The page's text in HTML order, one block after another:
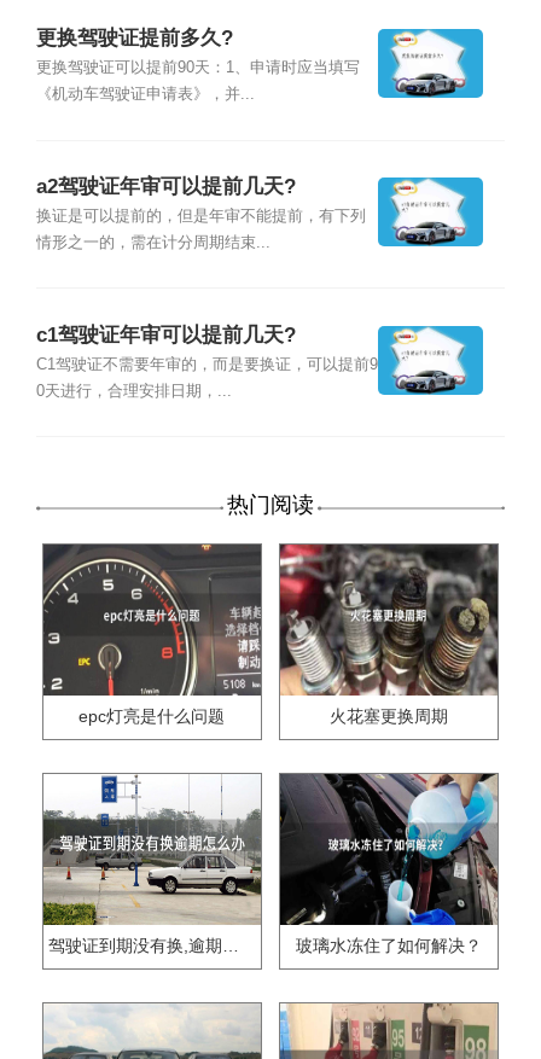
更换驾驶证提前多久?
更换驾驶证可以提前90天：1、申请时应当填写
《机动车驾驶证申请表》，并...
a2驾驶证年审可以提前几天?
换证是可以提前的，但是年审不能提前，有下列
情形之一的，需在计分周期结束...
c1驾驶证年审可以提前几天?
C1驾驶证不需要年审的，而是要换证，可以提前9
0天进行，合理安排日期，...
热门阅读
epc灯亮是什么问题 火花塞更换周期
驾驶证到期没有换,逾期怎么办?? 玻璃水冻住了如何解决？